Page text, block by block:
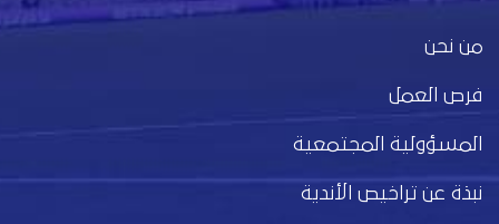
من نحن
فرص العمل
المسؤولية المجتمعية
نبذة عن تراخيص الأندية